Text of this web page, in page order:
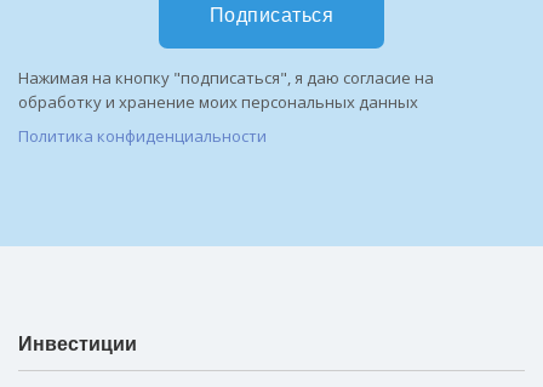
Подписаться
Нажимая на кнопку "подписаться", я даю согласие на
обработку и хранение моих персональных данных
Политика конфиденциальности
Инвестиции